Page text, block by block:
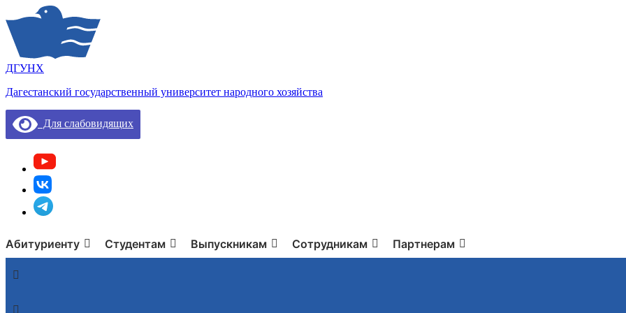
ДГУНХ
Дагестанский государственный университет народного хозяйства
Для слабовидящих
Абитуриенту Студентам Выпускникам Сотрудникам Партнерам